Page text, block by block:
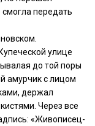
смогла передать
улице
до той поры
амурчик с лицом
держал
Через все
«Живописец-